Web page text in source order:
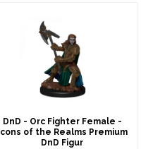
DnD - Orc Fighter Female -
Icons of the Realms Premium
DnD Figur